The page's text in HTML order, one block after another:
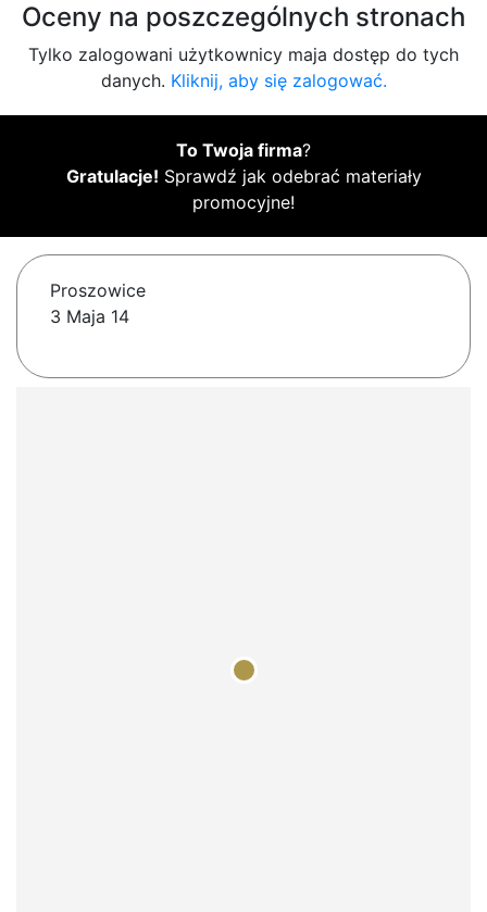
Oceny na poszczególnych stronach
Tylko zalogowani użytkownicy maja dostęp do tych
danych. Kliknij, aby się zalogować.
To Twoja firma?
Gratulacje! Sprawdź jak odebrać materiały
promocyjne!
Proszowice
3 Maja 14